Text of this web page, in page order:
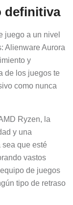
definitiva
juego a un nivel
Alienware Aurora
y
de los juegos te
como nunca
Ryzen, la
y una
que esté
vastos
de juegos
tipo de retraso